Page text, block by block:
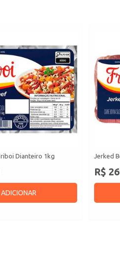
Dianteiro 1kg
ADICIONAR
Jerked
R$